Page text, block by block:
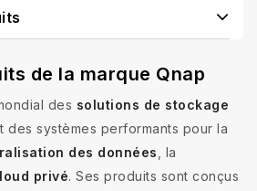
de la marque Qnap
des solutions de stockage
des systèmes performants pour la
des données , la
privé. Ses produits sont conçus